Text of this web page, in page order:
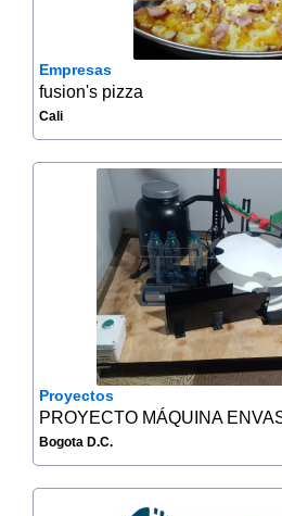
Empresas
fusion's pizza
Cali
Proyectos
Bogota D.C.